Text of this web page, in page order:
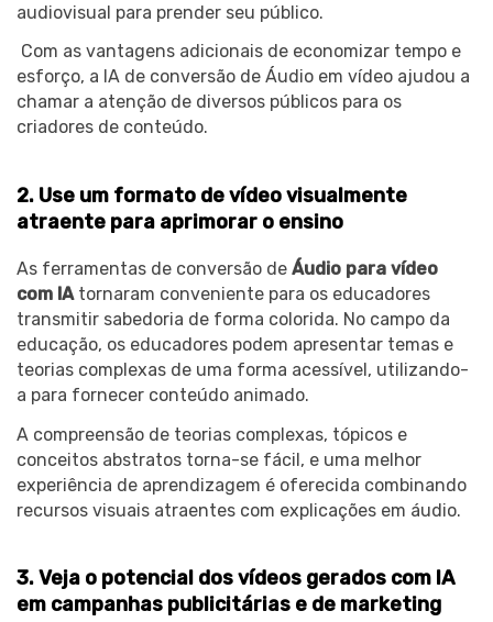
audiovisual para prender seu público.
Com as vantagens adicionais de economizar tempo e
esforço, a IA de conversão de Áudio em vídeo ajudou a
chamar a atenção de diversos públicos para os
criadores de conteúdo.
2. Use um formato de vídeo visualmente
atraente para aprimorar o ensino
As ferramentas de conversão de Áudio para vídeo
com IAtornaram conveniente para os educadores
transmitir sabedoria de forma colorida. No campo da
educação, os educadores podem apresentar temas e
teorias complexas de uma forma acessível, utilizando-
a para fornecer conteúdo animado.
A compreensão de teorias complexas, tópicos e
conceitos abstratos torna-se fácil, e uma melhor
experiência de aprendizagem é oferecida combinando
recursos visuais atraentes com explicações em áudio.
3. Veja o potencial dos vídeos gerados com IA
em campanhas publicitárias e de marketing